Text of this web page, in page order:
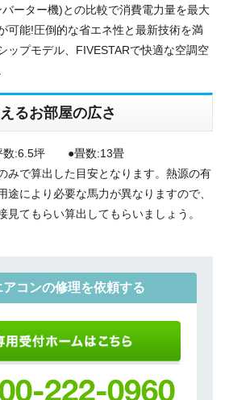
ーター機)との比較で消費電力量を最大
可能!圧倒的な省エネ性と最新技術を満
ップモデル、FIVESTARで快適な空調空
るお部屋の広さ
:6.5坪 ●畳数:13畳
みで算出した目安となります。熱源の有
途により必要な馬力が異なりますので、
見てもらい算出してもらいましょう。
コンの修理を依頼する